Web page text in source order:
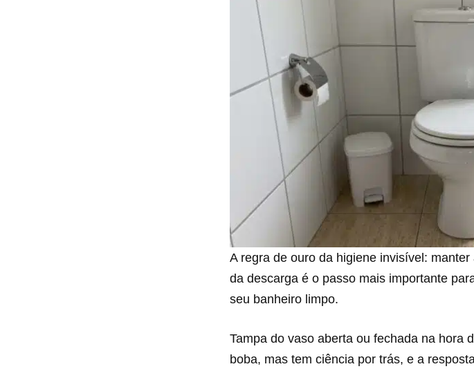
A regra de ouro da higiene invisível:
da descarga é o passo mais importante
seu banheiro limpo.
Tampa do vaso aberta ou fechada na hora
boba, mas tem ciência por trás, e a